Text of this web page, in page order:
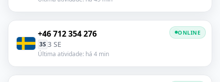
+46 712 354 276
3S 3 SE
Última atividade: há 4 min
ONLINE